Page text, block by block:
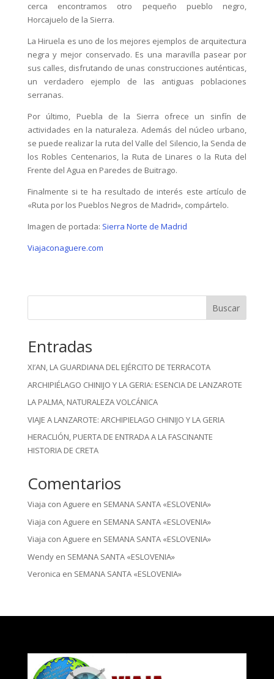
cerca encontramos otro pequeño pueblo negro,
Horcajuelo de la Sierra.
La Hiruela es uno de los mejores ejemplos de arquitectura
negra y mejor conservado. Es una maravilla pasear por
sus calles, disfrutando de unas construcciones auténticas,
un verdadero ejemplo de las antiguas poblaciones
serranas.
Por último, Puebla de la Sierra ofrece un sinfín de
actividades en la naturaleza. Además del núcleo urbano,
se puede realizar la ruta del Valle del Silencio, la Senda de
los Robles Centenarios, la Ruta de Linares o la Ruta del
Frente del Agua en Paredes de Buitrago.
Finalmente si te ha resultado de interés este artículo de
«Ruta por los Pueblos Negros de Madrid», compártelo.
Imagen de portada: Sierra Norte de Madrid
Viajaconaguere.com
Buscar
Entradas
XI’AN, LA GUARDIANA DEL EJÉRCITO DE TERRACOTA
ARCHIPIÉLAGO CHINIJO Y LA GERIA: ESENCIA DE LANZAROTE
LA PALMA, NATURALEZA VOLCÁNICA
VIAJE A LANZAROTE: ARCHIPIELAGO CHINIJO Y LA GERIA
HERACLIÓN, PUERTA DE ENTRADA A LA FASCINANTE
HISTORIA DE CRETA
Comentarios
Viaja con Aguere en SEMANA SANTA «ESLOVENIA»
Viaja con Aguere en SEMANA SANTA «ESLOVENIA»
Viaja con Aguere en SEMANA SANTA «ESLOVENIA»
Wendyen SEMANA SANTA «ESLOVENIA»
Veronica en SEMANA SANTA «ESLOVENIA»